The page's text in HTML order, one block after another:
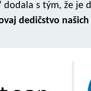
s tým, že je
dedičstvo